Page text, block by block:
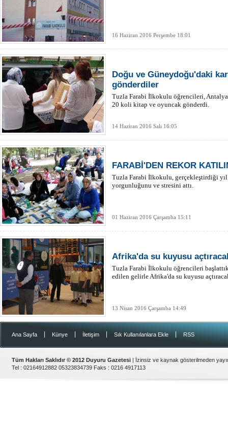
16 Haziran 2016 Perşembe 18:01
Doğu ve Güneydoğu'daki
gönderdiler
Tuzla Farabi İlkokulu öğrencileri,
20 koli kitap ve oyuncak gönderdi.
14 Haziran 2016 Salı 16:05
FARABİ'DEN REKOR
Tuzla Farabi İlkokulu, gerçekleştirdiği
yorgunluğunu ve stresini attı.
01 Haziran 2016 Çarşamba 15:11
Afrika'da su kuyusu
Tuzla Farabi İlkokulu öğrencileri
edilen gelirle Afrika'da su kuyusu
13 Nisan 2016 Çarşamba 14:49
Ana Sayfa Künye İletişim Sık Kullanılanlara Ekle | RSS
Tüm Hakları Saklıdır © 2012 Duyuru Gazetesi | İzinsiz ve kaynak gösterilmeden
Tel : 02164912882 05323834739 Faks : 0216 4917113